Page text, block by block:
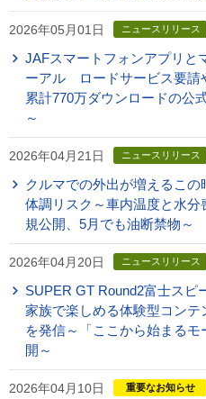
2026年05月01日 ニュースリリース
JAFスマートフォンアプリと
ーアル ロードサービス要請
累計770万ダウンロードの公
～
2026年04月21日 ニュースリリース
クルマでの外出が増えるこ
体調リスク～車内温度と水
規公開、5月でも油断禁物～
2026年04月20日 ニュースリリース
SUPER GT Round2富士スピ
家族で楽しめる体験型コン
を発信～「ここから始まる
開～
2026年04月10日 重要なお知らせ